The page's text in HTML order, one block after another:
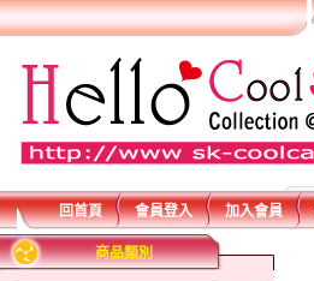
回首頁 會員登入 加入會員
商品類別